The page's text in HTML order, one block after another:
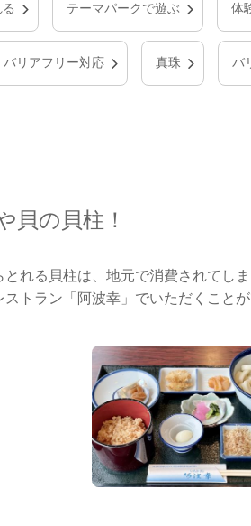
テーマパークで遊ぶ 体
バリアフリー対応 真珠 バ
貝の貝柱！
れる貝柱は、地元で消費されてし
トラン「阿波幸」でいただくこと